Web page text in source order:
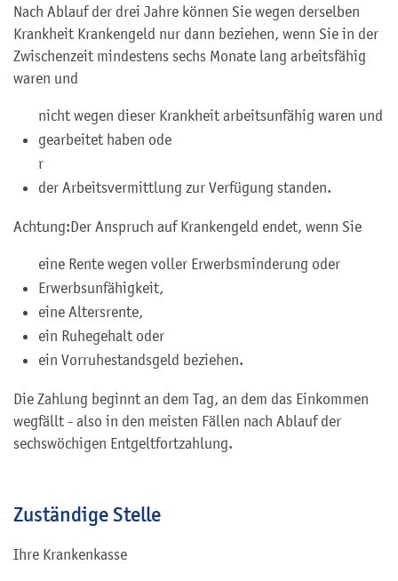
Nach Ablauf der drei Jahre können Sie wegen derselben
Krankheit Krankengeld nur dann beziehen, wenn Sie in der
Zwischenzeit mindestens sechs Monate lang arbeitsfähig
waren und
nicht wegen dieser Krankheit arbeitsunfähig waren und
gearbeitet haben ode
r
der Arbeitsvermittlung zur Verfügung standen.
Achtung:Der Anspruch auf Krankengeld endet, wenn Sie
eine Rente wegen voller Erwerbsminderung oder
Erwerbsunfähigkeit,
eine Altersrente,
ein Ruhegehalt oder
ein Vorruhestandsgeld beziehen.
Die Zahlung beginnt an dem Tag, an dem das Einkommen
wegfällt - also in den meisten Fällen nach Ablauf der
sechswöchigen Entgeltfortzahlung.
Zuständige Stelle
Ihre Krankenkasse